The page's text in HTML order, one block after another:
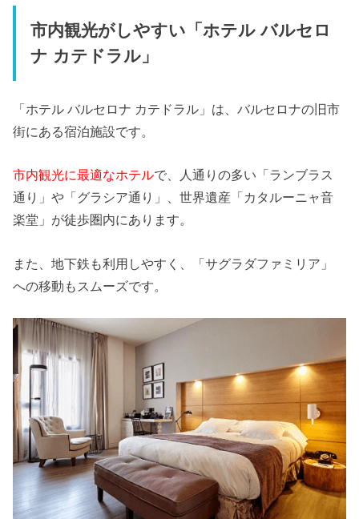
市内観光がしやすい「ホテル バルセロ
ナ カテドラル」
「ホテル バルセロナ カテドラル」は、バルセロナの旧市
街にある宿泊施設です。
市内観光に最適なホテルで、人通りの多い「ランブラス
通り」や「グラシア通り」、世界遺産「カタルーニャ音
楽堂」が徒歩圏内にあります。
また、地下鉄も利用しやすく、「サグラダファミリア」
への移動もスムーズです。